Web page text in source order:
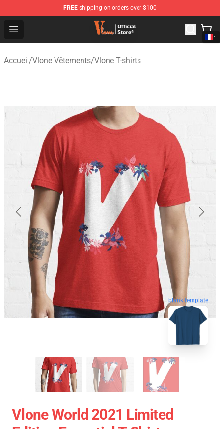
FREE shipping on orders over $100
Open menu
Vlone Shop - Official Vlone Merchandise Store
Accueil/Vlone Vêtements/Vlone T-shirts
blank template
Vlone World 2021 Limited